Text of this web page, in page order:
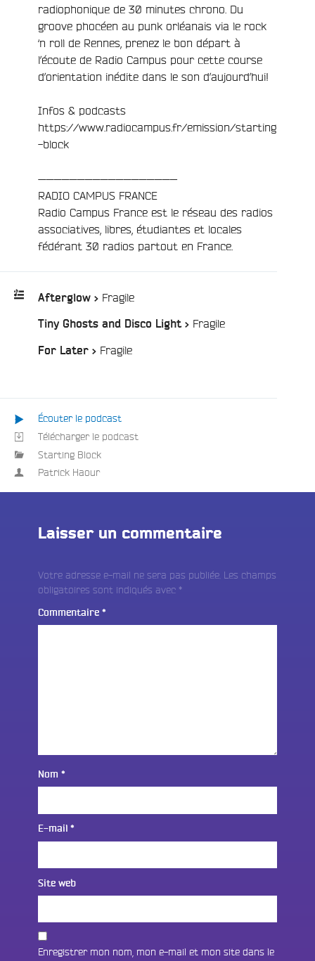
radiophonique de 30 minutes chrono. Du
groove phocéen au punk orléanais via le rock
‘n roll de Rennes, prenez le bon départ à
l’écoute de Radio Campus pour cette course
d’orientation inédite dans le son d’aujourd’hui!
Infos & podcasts
https://www.radiocampus.fr/emission/starting
-block
——————————————————
RADIO CAMPUS FRANCE
Radio Campus France est le réseau des radios
associatives, libres, étudiantes et locales
fédérant 30 radios partout en France.
Playlist
:
Afterglow > Fragile/
Tiny Ghosts and Disco Light > Fragile/
For Later > Fragile/
Écouter le podcast
Télécharger le podcast
Starting Block
Patrick Haour
Laisser un commentaire
Votre adresse e-mail ne sera pas publiée. Les champs
obligatoires sont indiqués avec *
Commentaire *
Nom *
E-mail *
Site web
Enregistrer mon nom, mon e-mail et mon site dans le